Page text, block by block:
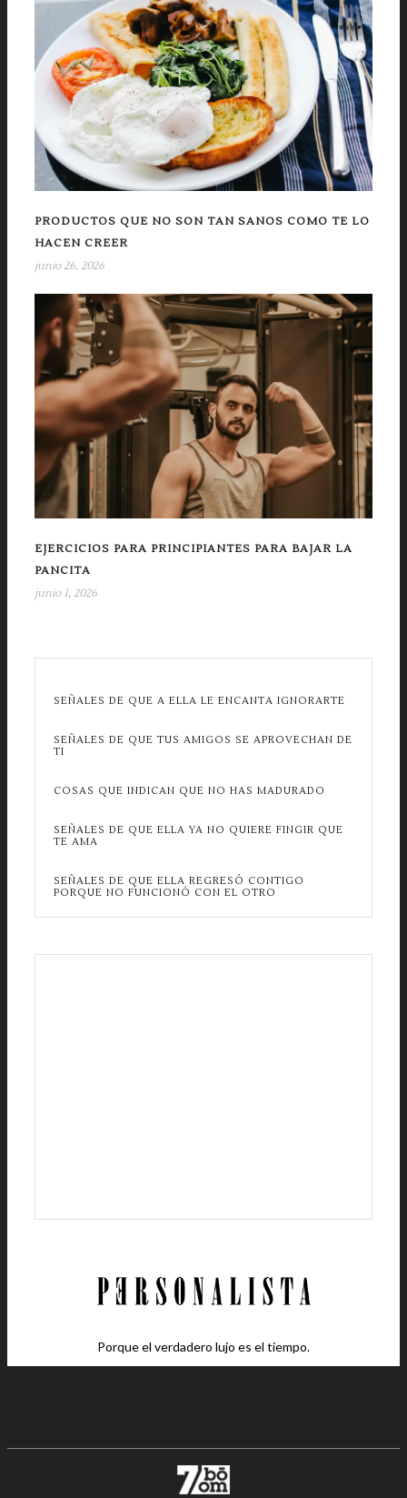
PRODUCTOS QUE NO SON TAN SANOS COMO TE LO
HACEN CREER
junio 26, 2026
EJERCICIOS PARA PRINCIPIANTES PARA BAJAR LA
PANCITA
junio 1, 2026
SEÑALES DE QUE A ELLA LE ENCANTA IGNORARTE
SEÑALES DE QUE TUS AMIGOS SE APROVECHAN DE
TI
COSAS QUE INDICAN QUE NO HAS MADURADO
SEÑALES DE QUE ELLA YA NO QUIERE FINGIR QUE
TE AMA
SEÑALES DE QUE ELLA REGRESÓ CONTIGO
PORQUE NO FUNCIONÓ CON EL OTRO
Porque el verdadero lujo es el tiempo.